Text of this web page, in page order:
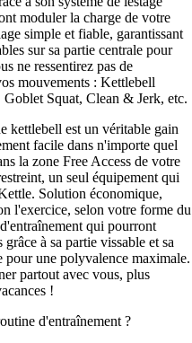
moduler la charge de votre
simple et fiable, garantissant
sur sa partie centrale pour
ne ressentirez pas de
mouvements : Kettlebell
Squat, Clean & Jerk, etc.
kettlebell est un véritable gain
facile dans n'importe quel
la zone Free Access de votre
un seul équipement qui
Solution économique,
l'exercice, selon votre forme du
qui pourront
à sa partie vissable et sa
une polyvalence maximale.
partout avec vous, plus
!
d'entraînement ?